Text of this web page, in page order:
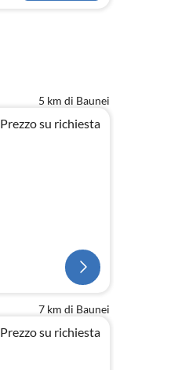
5 km di Baunei
Prezzo su richiesta
7 km di Baunei
Prezzo su richiesta